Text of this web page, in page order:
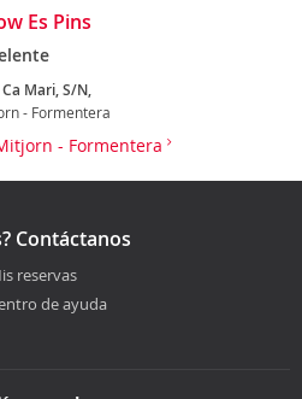
Es Pins
Mari, S/N,
- Formentera
- Formentera
Contáctanos
reservas
de ayuda